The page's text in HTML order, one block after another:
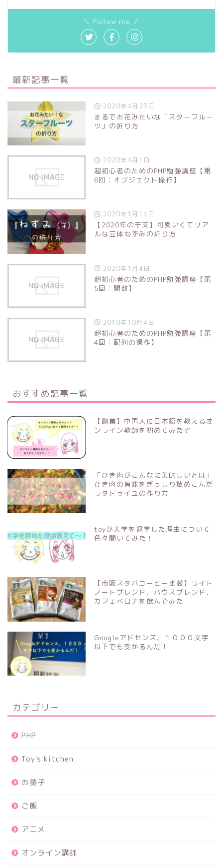
＼ Follow me ／
最新記事一覧
2020年4月23日
まるでお花みたいな「スターフルー
ツ」の折り方
2020年4月1日
超初心者のためのPHP勉強講座【第
6回：オブジェクト操作】
2020年1月14日
【2020年の干支】可愛いくてリア
ルな立体ねずみの折り方
2020年1月4日
超初心者のためのPHP勉強講座【第
5回：関数】
2019年10月4日
超初心者のためのPHP勉強講座【第
4回：配列の操作】
おすすめ記事一覧
【副業】中国人に日本語を教えるオ
ンライン教師を初めてみたぞ
「ひき肉がこんなに美味しいとは」
ひき肉の旨味をぎっしり詰めこんだ
ラタトゥイユの作り方
toyが大学を退学した理由について
色々聞いてみた！
【市販スタバコーヒー比較】ライト
ノートブレンド，ハウスブレンド，
カフェベロナを飲んでみた
Googleアドセンス、１０００文字
以下でも受かるんだ！
カテゴリー
PHP
Toy's kitchen
お菓子
ご飯
アニメ
オンライン講師